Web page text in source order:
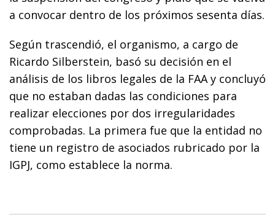
a convocar dentro de los próximos sesenta días.
Según trascendió, el organismo, a cargo de
Ricardo Silberstein, basó su decisión en el
análisis de los libros legales de la FAA y concluyó
que no estaban dadas las condiciones para
realizar elecciones por dos irregularidades
comprobadas. La primera fue que la entidad no
tiene un registro de asociados rubricado por la
IGPJ, como establece la norma.